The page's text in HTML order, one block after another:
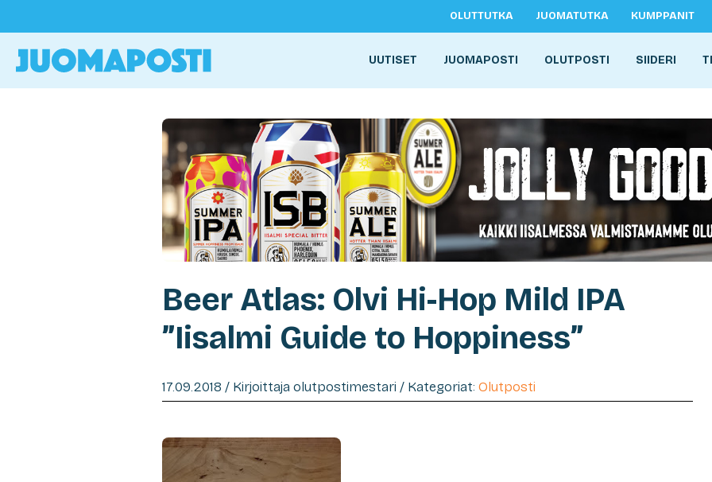
OLUTTUTKA JUOMATUTKA KUMPPANIT
UUTISET JUOMAPOSTI OLUTPOSTI SIIDERI
Beer Atlas: Olvi Hi-Hop Mild IPA
”Iisalmi Guide to Hoppiness”
17.09.2018 / Kirjoittaja olutpostimestari / Kategoriat: Olutposti